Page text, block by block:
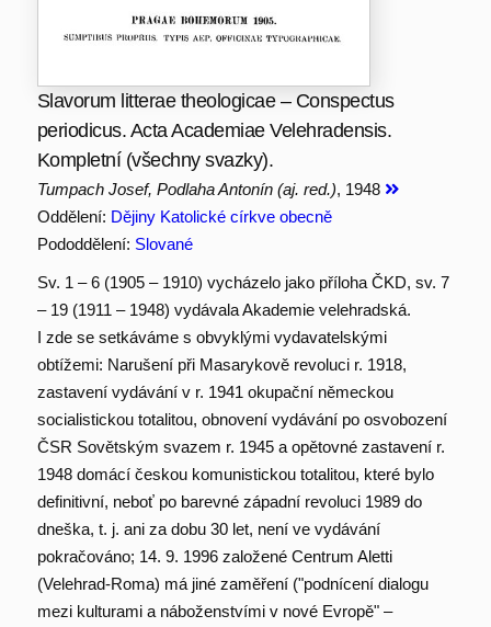
Slavorum litterae theologicae – Conspectus
periodicus. Acta Academiae Velehradensis.
Kompletní (všechny svazky).
Tumpach Josef, Podlaha Antonín (aj. red.), 1948
Oddělení: Dějiny Katolické církve obecně
Pododdělení: Slované
Sv. 1 – 6 (1905 – 1910) vycházelo jako příloha ČKD, sv. 7
– 19 (1911 – 1948) vydávala Akademie velehradská.
I zde se setkáváme s obvyklými vydavatelskými
obtížemi: Narušení při Masarykově revoluci r. 1918,
zastavení vydávání v r. 1941 okupační německou
socialistickou totalitou, obnovení vydávání po osvobození
ČSR Sovětským svazem r. 1945 a opětovné zastavení r.
1948 domácí českou komunistickou totalitou, které bylo
definitivní, neboť po barevné západní revoluci 1989 do
dneška, t. j. ani za dobu 30 let, není ve vydávání
pokračováno; 14. 9. 1996 založené Centrum Aletti
(Velehrad-Roma) má jiné zaměření ("podnícení dialogu
mezi kulturami a náboženstvími v nové Evropě" –